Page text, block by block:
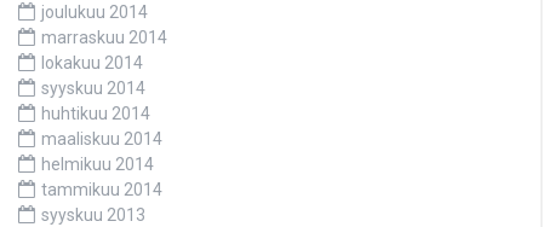
joulukuu 2014
marraskuu 2014
lokakuu 2014
syyskuu 2014
huhtikuu 2014
maaliskuu 2014
helmikuu 2014
tammikuu 2014
syyskuu 2013